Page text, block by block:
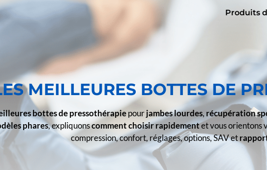
Produits
MEILLEURES BOTTES DE
bottes de pressothérapiepourjambes lourdes, récupération
phares, expliquonscomment choisir rapidementet vous orientons
compression, confort, réglages, options, SAV et